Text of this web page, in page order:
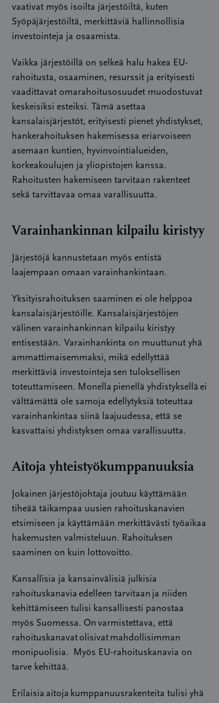
vaativat myös isoilta järjestöiltä, kuten
Syöpäjärjestöiltä, merkittäviä hallinnollisia
investointeja ja osaamista.
Vaikka järjestöillä on selkeä halu hakea EU-
rahoitusta, osaaminen, resurssit ja erityisesti
vaadittavat omarahoitusosuudet muodostuvat
keskeisiksi esteiksi. Tämä asettaa
kansalaisjärjestöt, erityisesti pienet yhdistykset,
hankerahoituksen hakemisessa eriarvoiseen
asemaan kuntien, hyvinvointialueiden,
korkeakoulujen ja yliopistojen kanssa.
Rahoitusten hakemiseen tarvitaan rakenteet
sekä tarvittavaa omaa varallisuutta.
Varainhankinnan kilpailu kiristyy
Järjestöjä kannustetaan myös entistä
laajempaan omaan varainhankintaan.
Yksityisrahoituksen saaminen ei ole helppoa
kansalaisjärjestöille. Kansalaisjärjestöjen
välinen varainhankinnan kilpailu kiristyy
entisestään. Varainhankinta on muuttunut yhä
ammattimaisemmaksi, mikä edellyttää
merkittäviä investointeja sen tuloksellisen
toteuttamiseen. Monella pienellä yhdistyksellä ei
välttämättä ole samoja edellytyksiä toteuttaa
varainhankintaa siinä laajuudessa, että se
kasvattaisi yhdistyksen omaa varallisuutta.
Aitoja yhteistyökumppanuuksia
Jokainen järjestöjohtaja joutuu käyttämään
tiheää täikampaa uusien rahoituskanavien
etsimiseen ja käyttämään merkittävästi työaikaa
hakemusten valmisteluun. Rahoituksen
saaminen on kuin lottovoitto.
Kansallisia ja kansainvälisiä julkisia
rahoituskanavia edelleen tarvitaan ja niiden
kehittämiseen tulisi kansallisesti panostaa
myös Suomessa. On varmistettava, että
rahoituskanavat olisivat mahdollisimman
monipuolisia. Myös EU-rahoituskanavia on
tarve kehittää.
Erilaisia aitoja kumppanuusrakenteita tulisi yhä